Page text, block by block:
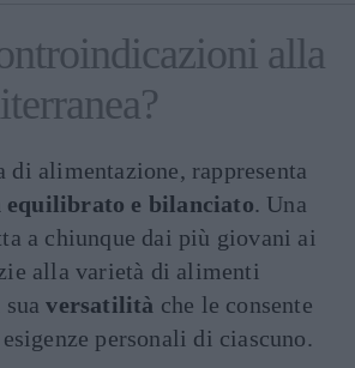
alla
di alimentazione, rappresenta
equilibrato e bilanciato. Una
a chiunque dai più giovani ai
alla varietà di alimenti
suaversatilità che le consente
personali di ciascuno.